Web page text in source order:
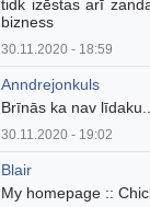
tidk izēstas arī
bizness
30.11.2020 - 18:59
Anndrejonkuls
Brīnās ka nav līdaku..
30.11.2020 - 19:02
Blair
My homepage ::